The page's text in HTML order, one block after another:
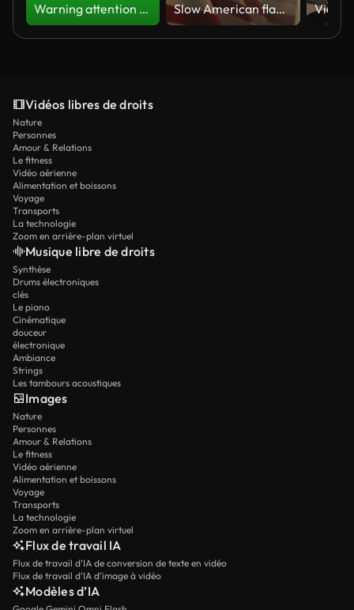
Warning attention yellow hazard message street sign 4k green screen caution animation Slow American flag at sunset during Memorial Day in the United States
Vidéos libres de droits
Nature
Personnes
Amour & Relations
Le fitness
Vidéo aérienne
Alimentation et boissons
Voyage
Transports
La technologie
Zoom en arrière-plan virtuel
Musique libre de droits
Synthèse
Drums électroniques
clés
Le piano
Cinématique
douceur
électronique
Ambiance
Strings
Les tambours acoustiques
Images
Nature
Personnes
Amour & Relations
Le fitness
Vidéo aérienne
Alimentation et boissons
Voyage
Transports
La technologie
Zoom en arrière-plan virtuel
Flux de travail IA
Flux de travail d’IA de conversion de texte en vidéo
Flux de travail d’IA d’image à vidéo
Modèles d’IA